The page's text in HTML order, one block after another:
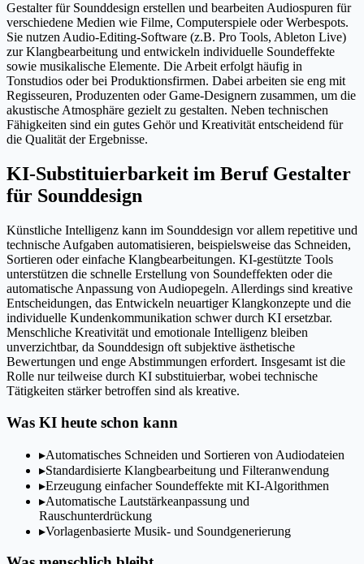
Gestalter für Sounddesign erstellen und bearbeiten Audiospuren für
verschiedene Medien wie Filme, Computerspiele oder Werbespots.
Sie nutzen Audio-Editing-Software (z.B. Pro Tools, Ableton Live)
zur Klangbearbeitung und entwickeln individuelle Soundeffekte
sowie musikalische Elemente. Die Arbeit erfolgt häufig in
Tonstudios oder bei Produktionsfirmen. Dabei arbeiten sie eng mit
Regisseuren, Produzenten oder Game-Designern zusammen, um die
akustische Atmosphäre gezielt zu gestalten. Neben technischen
Fähigkeiten sind ein gutes Gehör und Kreativität entscheidend für
die Qualität der Ergebnisse.
KI-Substituierbarkeit im Beruf Gestalter
für Sounddesign
Künstliche Intelligenz kann im Sounddesign vor allem repetitive und
technische Aufgaben automatisieren, beispielsweise das Schneiden,
Sortieren oder einfache Klangbearbeitungen. KI-gestützte Tools
unterstützen die schnelle Erstellung von Soundeffekten oder die
automatische Anpassung von Audiopegeln. Allerdings sind kreative
Entscheidungen, das Entwickeln neuartiger Klangkonzepte und die
individuelle Kundenkommunikation schwer durch KI ersetzbar.
Menschliche Kreativität und emotionale Intelligenz bleiben
unverzichtbar, da Sounddesign oft subjektive ästhetische
Bewertungen und enge Abstimmungen erfordert. Insgesamt ist die
Rolle nur teilweise durch KI substituierbar, wobei technische
Tätigkeiten stärker betroffen sind als kreative.
Was KI heute schon kann
▸Automatisches Schneiden und Sortieren von Audiodateien
▸Standardisierte Klangbearbeitung und Filteranwendung
▸Erzeugung einfacher Soundeffekte mit KI-Algorithmen
▸Automatische Lautstärkeanpassung und
Rauschunterdrückung
▸Vorlagenbasierte Musik- und Soundgenerierung